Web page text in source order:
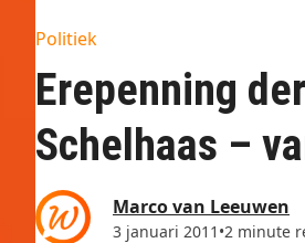
Politiek
Erepenning
Schelhaas –
Marco van Leeuwen
3 januari 2011 •2 minute